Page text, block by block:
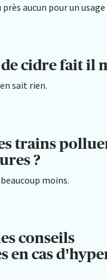
près aucun pour un
cidre fait il
sait rien.
trains
?
moins.
conseils
en cas